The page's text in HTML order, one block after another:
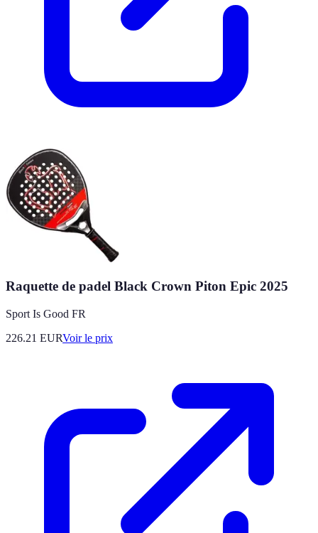
Raquette de padel Black Crown Piton Epic 2025
Sport Is Good FR
226.21 EURVoir le prix